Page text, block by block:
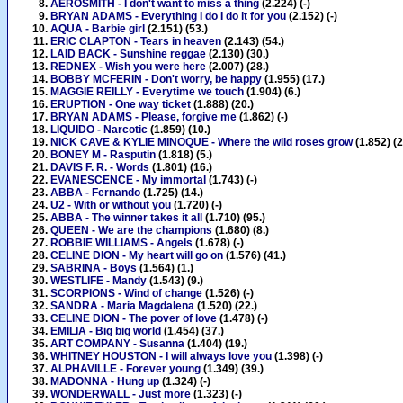
AEROSMITH - I don't want to miss a thing (2.224) (-)
BRYAN ADAMS - Everything I do I do it for you (2.152) (-)
AQUA - Barbie girl (2.151) (53.)
ERIC CLAPTON - Tears in heaven (2.143) (54.)
LAID BACK - Sunshine reggae (2.130) (30.)
REDNEX - Wish you were here (2.007) (28.)
BOBBY MCFERIN - Don't worry, be happy (1.955) (17.)
MAGGIE REILLY - Everytime we touch (1.904) (6.)
ERUPTION - One way ticket (1.888) (20.)
BRYAN ADAMS - Please, forgive me (1.862) (-)
LIQUIDO - Narcotic (1.859) (10.)
NICK CAVE & KYLIE MINOQUE - Where the wild roses grow(1.852)
BONEY M - Rasputin (1.818) (5.)
DAVIS F. R. - Words (1.801) (16.)
EVANESCENCE - My immortal (1.743) (-)
ABBA - Fernando (1.725) (14.)
U2 - With or without you (1.720) (-)
ABBA - The winner takes it all
(1.710) (95.)
QUEEN - We are the champions (1.680) (8.)
ROBBIE WILLIAMS - Angels (1.678) (-)
CELINE DION - My heart will go on (1.576) (41.)
SABRINA - Boys (1.564) (1.)
WESTLIFE - Mandy (1.543) (9.)
SCORPIONS - Wind of change (1.526) (-)
SANDRA - Maria Magdalena (1.520) (22.)
CELINE DION - The pover of love (1.478) (-)
EMILIA - Big big world (1.454) (37.)
ART COMPANY - Susanna (1.404) (19.)
WHITNEY HOUSTON - I will always love you (1.398) (-)
ALPHAVILLE - Forever young (1.349) (39.)
MADONNA - Hung up (1.324) (-)
WONDERWALL - Just more (1.323) (-)